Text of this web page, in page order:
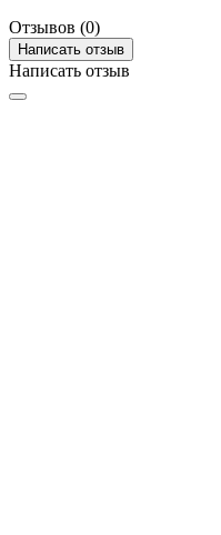
Отзывов (0)
Написать отзыв
Написать отзыв